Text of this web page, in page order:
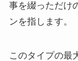
事を綴っただけ
ンを指します。
このタイプの最